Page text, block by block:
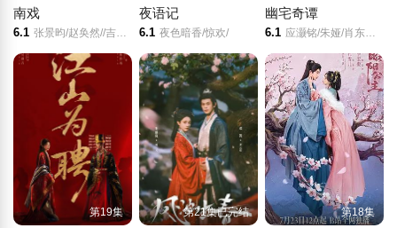
南戏
6.1 张景昀/赵奂然//吉舒亦/
夜语记
6.1 夜色暗香/惊欢/
幽宅奇谭
6.1 应灏铭/朱娅/肖东昊/宋未央/
第19集 第21集已完结 第18集